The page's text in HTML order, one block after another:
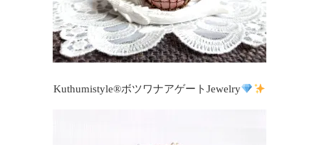
Kuthumistyle®️ボツワナアゲートJewelry